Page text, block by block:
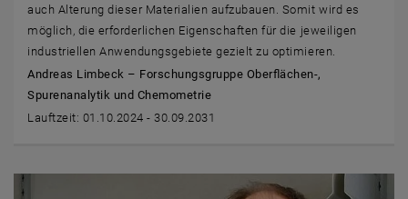
auch Alterung dieser Materialien aufzubauen. Somit wird es
möglich, die erforderlichen Eigenschaften für die jeweiligen
industriellen Anwendungsgebiete gezielt zu optimieren.
Andreas Limbeck – Forschungsgruppe Oberflächen-,
Spurenanalytik und Chemometrie
Lauftzeit: 01.10.2024 - 30.09.2031